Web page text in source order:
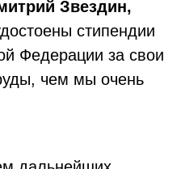
Звездин,
стипендии
Федерации за свои
чем мы очень